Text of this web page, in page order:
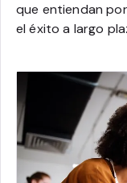
que entiendan
el éxito a largo